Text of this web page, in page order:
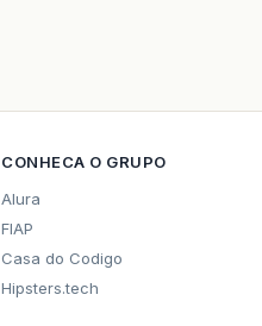
CONHECA O GRUPO
Alura
FIAP
Casa do Codigo
Hipsters.tech